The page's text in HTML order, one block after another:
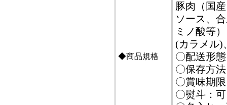
◆商品規格
豚肉（国
ソース、
ミノ酸等
(カラメル)
〇配送形
〇保存方
〇賞味期
〇熨斗：可